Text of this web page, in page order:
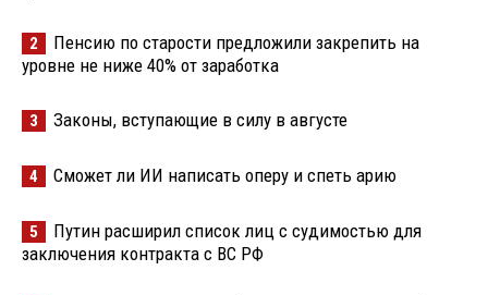
2
Пенсию по старости предложили закрепить на
уровне не ниже 40% от заработка
3 Законы, вступающие в силу в августе
4 Сможет ли ИИ написать оперу и спеть арию
5
Путин расширил список лиц с судимостью для
заключения контракта с ВС РФ